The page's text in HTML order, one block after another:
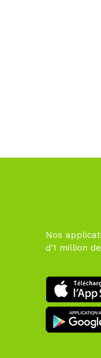
Nos
d'1 million